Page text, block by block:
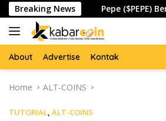
Skip
to
content
Breaking NewsPepe ($PEPE) Bertahan
About Advertise Kontak
Home ALT-COINS
TUTORIAL, ALT-COINS